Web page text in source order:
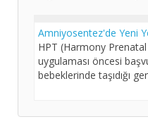
Amniyosentez'de Yeni
HPT (Harmony
uygulaması öncesi
bebeklerinde taşıdığı